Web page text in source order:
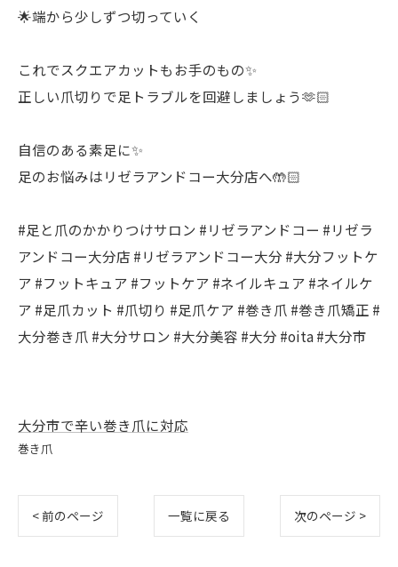
🌟端から少しずつ切っていく
これでスクエアカットもお手のもの✨
正しい爪切りで足トラブルを回避しましょう🫶🏻
自信のある素足に✨
足のお悩みはリゼラアンドコー大分店へ🤲🏻
#足と爪のかかりつけサロン #リゼラアンドコー #リゼラ
アンドコー大分店 #リゼラアンドコー大分 #大分フットケ
ア #フットキュア #フットケア #ネイルキュア #ネイルケ
ア #足爪カット #爪切り #足爪ケア #巻き爪 #巻き爪矯正 #
大分巻き爪 #大分サロン #大分美容 #大分 #oita #大分市
大分市で辛い巻き爪に対応
巻き爪
< 前のページ 一覧に戻る 次のページ >